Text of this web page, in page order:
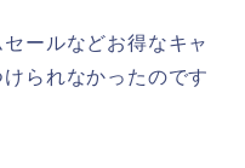
ールなどお得なキャ
られなかったのです